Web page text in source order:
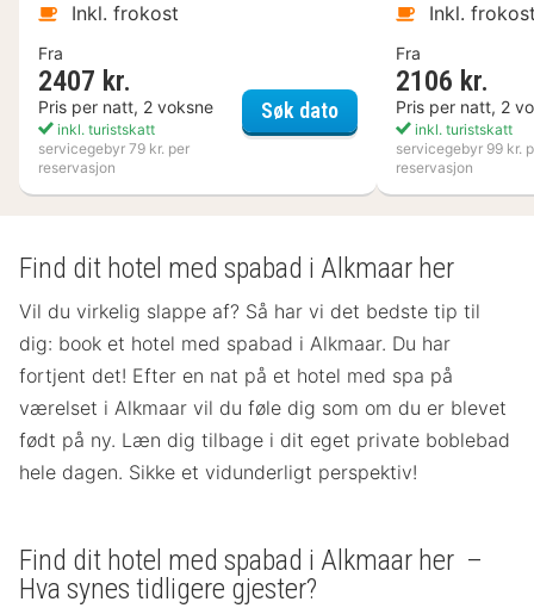
Inkl. frokost
Fra
2407 kr.
Pris per natt, 2 voksne
inkl. turistskatt
servicegebyr 79 kr. per
reservasjon
Søk datoKosta Boda Art Hotel
Inkl.
Fra
2106 kr.
Pris per natt, 2
inkl. turistskatt
servicegebyr 99 kr.
reservasjon
Find dit hotel med spabad i Alkmaar her
Vil du virkelig slappe af? Så har vi det bedste tip til
dig: book et hotel med spabad i Alkmaar. Du har
fortjent det! Efter en nat på et hotel med spa på
værelset i Alkmaar vil du føle dig som om du er blevet
født på ny. Læn dig tilbage i dit eget private boblebad
hele dagen. Sikke et vidunderligt perspektiv!
Find dit hotel med spabad i Alkmaar her –
Hva synes tidligere gjester?